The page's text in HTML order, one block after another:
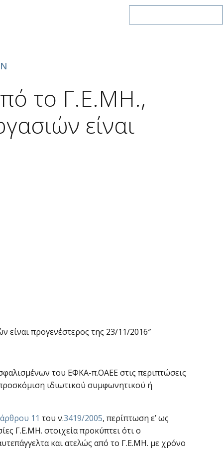
το Γ.Ε.ΜΗ.,
είναι
είναι προγενέστερος της 23/11/2016″
του ΕΦΚΑ-π.ΟΑΕΕ στις περιπτώσεις
ιδιωτικού συμφωνητικού ή
11 του ν.3419/2005, περίπτωση ε’ ως
Γ.Ε.ΜΗ. στοιχεία προκύπτει ότι ο
και ατελώς από το Γ.Ε.ΜΗ. με χρόνο